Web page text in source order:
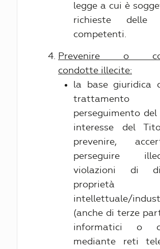
legge a cui è
richieste delle
competenti.
Prevenire o
condotte illecite:
la base giuridica
perseguimento
interesse del
prevenire,
perseguire
violazioni di
proprietà
intellettuale/
(anche di terze
informatici o
mediante reti